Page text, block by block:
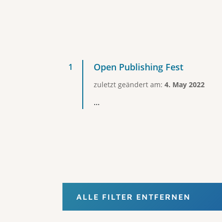
Open Publishing Fest
zuletzt geändert am: 4. May 2022
...
ALLE FILTER ENTFERNEN